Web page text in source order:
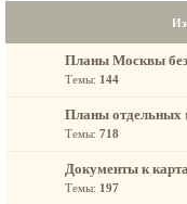
Планы Москвы без
Темы: 144
Планы отдельных
Темы: 718
Документы к
Темы: 197